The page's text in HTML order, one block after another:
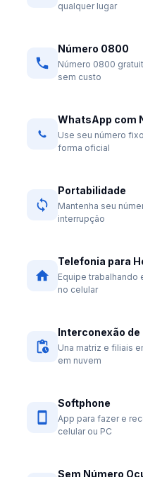
qualquer lugar
Número 0800
Número 0800
sem custo
WhatsApp com
Use seu número
forma oficial
Portabilidade
Mantenha seu
interrupção
Telefonia para
Equipe trabalhando
no celular
Interconexão de
Una matriz e filiais
em nuvem
Softphone
App para fazer e
celular ou PC
Sem Número